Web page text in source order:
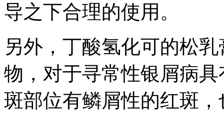
导之下合理的使用。
另外，丁酸氢化可的松
物，对于寻常性银屑病
斑部位有鳞屑性的红斑